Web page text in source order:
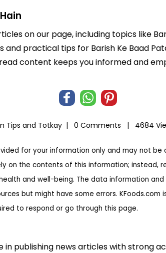
on our page, including topics like
and practical tips for Barish Ke Baad
content keeps you informed and
Tips and Totkay| 0 Comments | 4684
for your information only and may not be
on the contents of this information; instead,
and well-being. The data information
but might have some errors. KFoods.com
to respond or go through this page.
publishing news articles with strong